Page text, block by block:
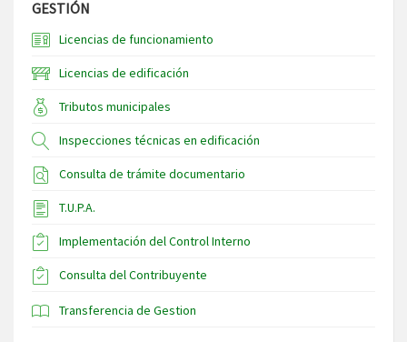
GESTIÓN
Licencias de funcionamiento
Licencias de edificación
Tributos municipales
Inspecciones técnicas en edificación
Consulta de trámite documentario
T.U.P.A.
Implementación del Control Interno
Consulta del Contribuyente
Transferencia de Gestion